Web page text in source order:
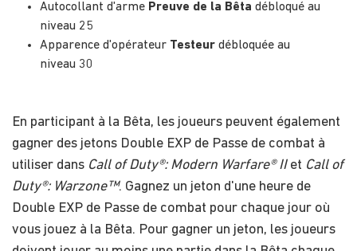
Autocollant d'arme Preuve de la Bêta débloqué au
niveau 25
Apparence d'opérateur Testeur débloquée au
niveau 30
En participant à la Bêta, les joueurs peuvent également
gagner des jetons Double EXP de Passe de combat à
utiliser dans Call of Duty®: Modern Warfare® IIet Call of
Duty®: Warzone™. Gagnez un jeton d'une heure de
Double EXP de Passe de combat pour chaque jour où
vous jouez à la Bêta. Pour gagner un jeton, les joueurs